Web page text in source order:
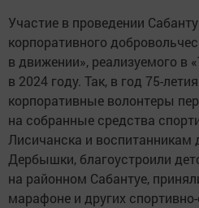
Участие в проведении
корпоративного
в движении», реализуемого в
в 2024 году. Так, в год 75-
корпоративные волонтеры
на собранные средства
Лисичанска и воспитанникам
Дербышки, благоустроили
на районном Сабантуе,
марафоне и других